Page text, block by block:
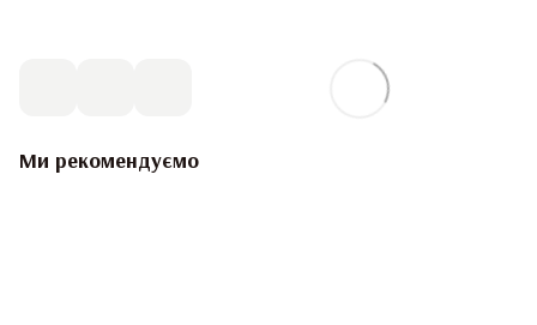
Ми рекомендуємо